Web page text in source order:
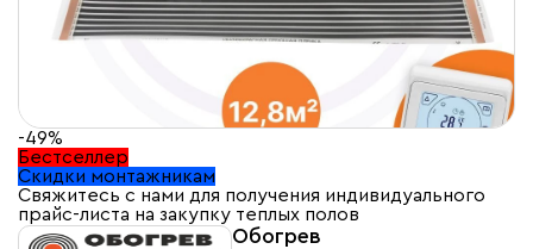
-49%
Бестселлер
Скидки монтажникам
Свяжитесь с нами для получения индивидуального
прайс-листа на закупку теплых полов
Обогрев